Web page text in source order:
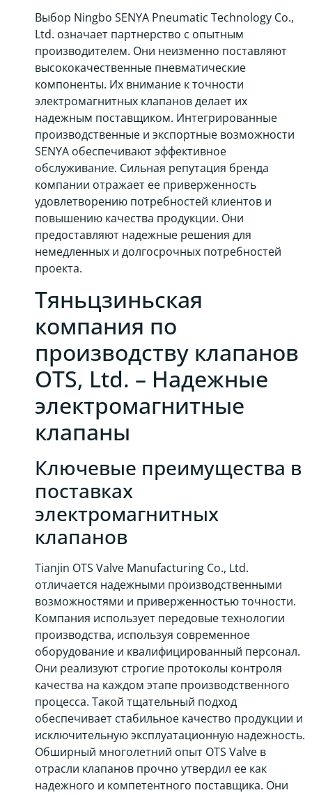
Выбор Ningbo SENYA Pneumatic Technology Co.,
Ltd. означает партнерство с опытным
производителем. Они неизменно поставляют
высококачественные пневматические
компоненты. Их внимание к точности
электромагнитных клапанов делает их
надежным поставщиком. Интегрированные
производственные и экспортные возможности
SENYA обеспечивают эффективное
обслуживание. Сильная репутация бренда
компании отражает ее приверженность
удовлетворению потребностей клиентов и
повышению качества продукции. Они
предоставляют надежные решения для
немедленных и долгосрочных потребностей
проекта.
Тяньцзиньская
компания по
производству клапанов
OTS, Ltd. – Надежные
электромагнитные
клапаны
Ключевые преимущества в
поставках
электромагнитных
клапанов
Tianjin OTS Valve Manufacturing Co., Ltd.
отличается надежными производственными
возможностями и приверженностью точности.
Компания использует передовые технологии
производства, используя современное
оборудование и квалифицированный персонал.
Они реализуют строгие протоколы контроля
качества на каждом этапе производственного
процесса. Такой тщательный подход
обеспечивает стабильное качество продукции и
исключительную эксплуатационную надежность.
Обширный многолетний опыт OTS Valve в
отрасли клапанов прочно утвердил ее как
надежного и компетентного поставщика. Они